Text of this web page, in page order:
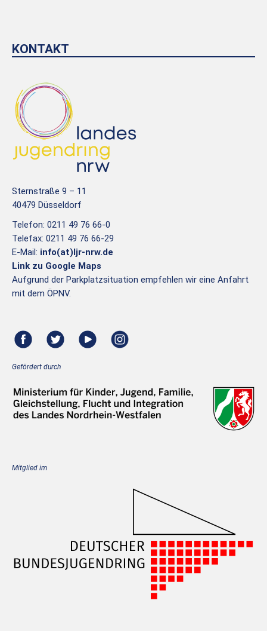
KONTAKT
Sternstraße 9 – 11
40479 Düsseldorf
Telefon: 0211 49 76 66-0
Telefax: 0211 49 76 66-29
E-Mail: info(at)ljr-nrw.de
Link zu Google Maps
Aufgrund der Parkplatzsituation empfehlen wir eine Anfahrt
mit dem ÖPNV.
Gefördert durch
Mitglied im